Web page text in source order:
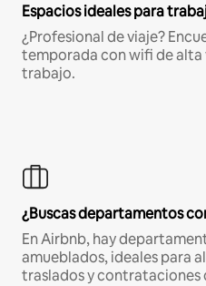
Espacios ideales para
¿Profesional de viaje?
temporada con wifi de alta
trabajo.
¿Buscas departamentos
En Airbnb, hay
amueblados, ideales para
traslados y contrataciones